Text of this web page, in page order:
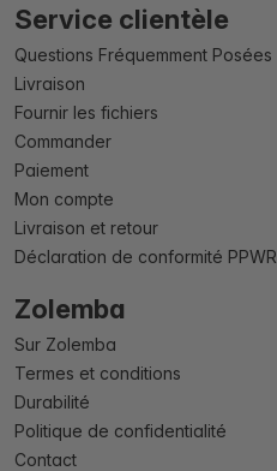
Service clientèle
Questions Fréquemment Posées
Livraison
Fournir les fichiers
Commander
Paiement
Mon compte
Livraison et retour
Déclaration de conformité PPWR
Zolemba
Sur Zolemba
Termes et conditions
Durabilité
Politique de confidentialité
Contact